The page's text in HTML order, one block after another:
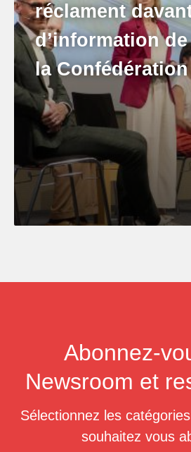
réclament
d’information
la Confédération
Abonnez-
Newsroom et
Sélectionnez les
souhaitez vous